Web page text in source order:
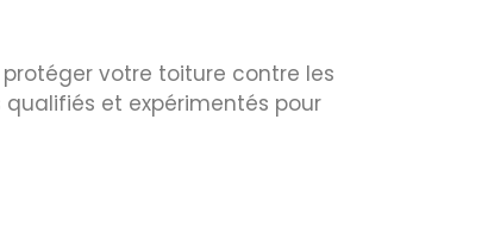
votre toiture contre les
et expérimentés pour